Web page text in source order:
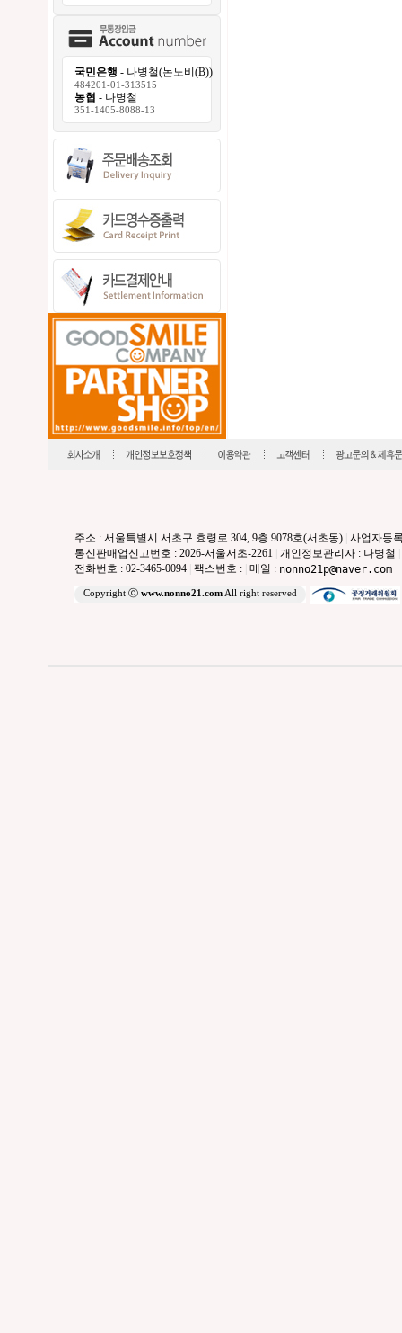
국민은행 - 나병철(논노비(B))
484201-01-313515
농협 - 나병철
351-1405-8088-13
주소 : 서울특별시 서초구 효령로 304, 9층 9078호(서초동) 사업자등
통신판매업신고번호 : 2026-서울서초-2261 개인정보관리자 : 나병철
전화번호 : 02-3465-0094 팩스번호 : 메일 : nonno21p@naver.com
Copyright ⓒ www.nonno21.comAll right reserved